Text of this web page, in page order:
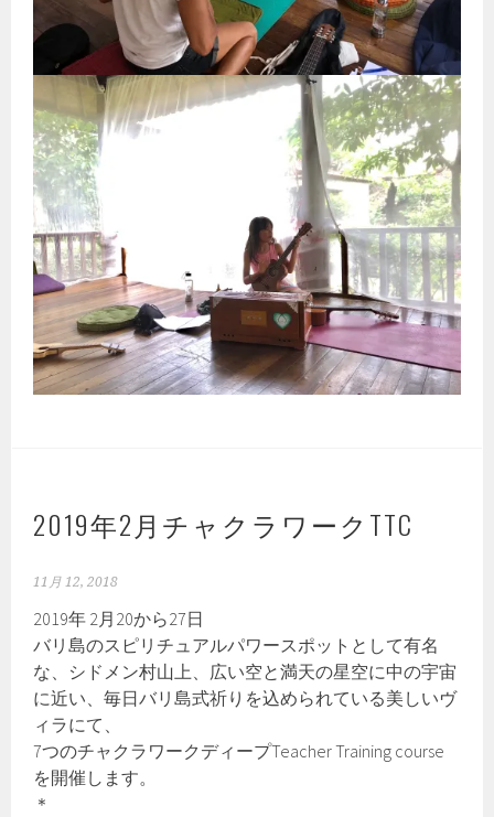
2019年2月チャクラワークTTC
11月 12, 2018
2019年 2月20から27日
バリ島のスピリチュアルパワースポットとして有名
な、シドメン村山上、広い空と満天の星空に中の宇宙
に近い、毎日バリ島式祈りを込められている美しいヴ
ィラにて、
7つのチャクラワークディープTeacher Training course
を開催します。
＊